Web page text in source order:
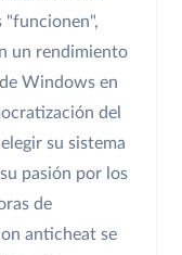
"funcionen",
un rendimiento
Windows en
del
su sistema
pasión por los
de
anticheat se